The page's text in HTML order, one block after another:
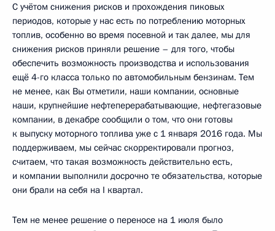
С учётом снижения рисков и прохождения пиковых
периодов, которые у нас есть по потреблению моторных
топлив, особенно во время посевной и так далее, мы для
снижения рисков приняли решение – для того, чтобы
обеспечить возможность производства и использования
ещё 4-го класса только по автомобильным бензинам. Тем
не менее, как Вы отметили, наши компании, основные
наши, крупнейшие нефтеперерабатывающие, нефтегазовые
компании, в декабре сообщили о том, что они готовы
к выпуску моторного топлива уже с 1 января 2016 года. Мы
поддерживаем, мы сейчас скорректировали прогноз,
считаем, что такая возможность действительно есть,
и компании выполнили досрочно те обязательства, которые
они брали на себя на I квартал.
Тем не менее решение о переносе на 1 июля было